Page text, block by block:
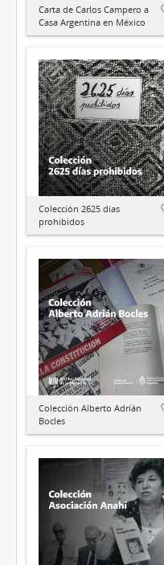
Carta de Carlos Campero a
Casa Argentina en México
Colección 2625 días
prohibidos
Colección Alberto Adrián
Bocles